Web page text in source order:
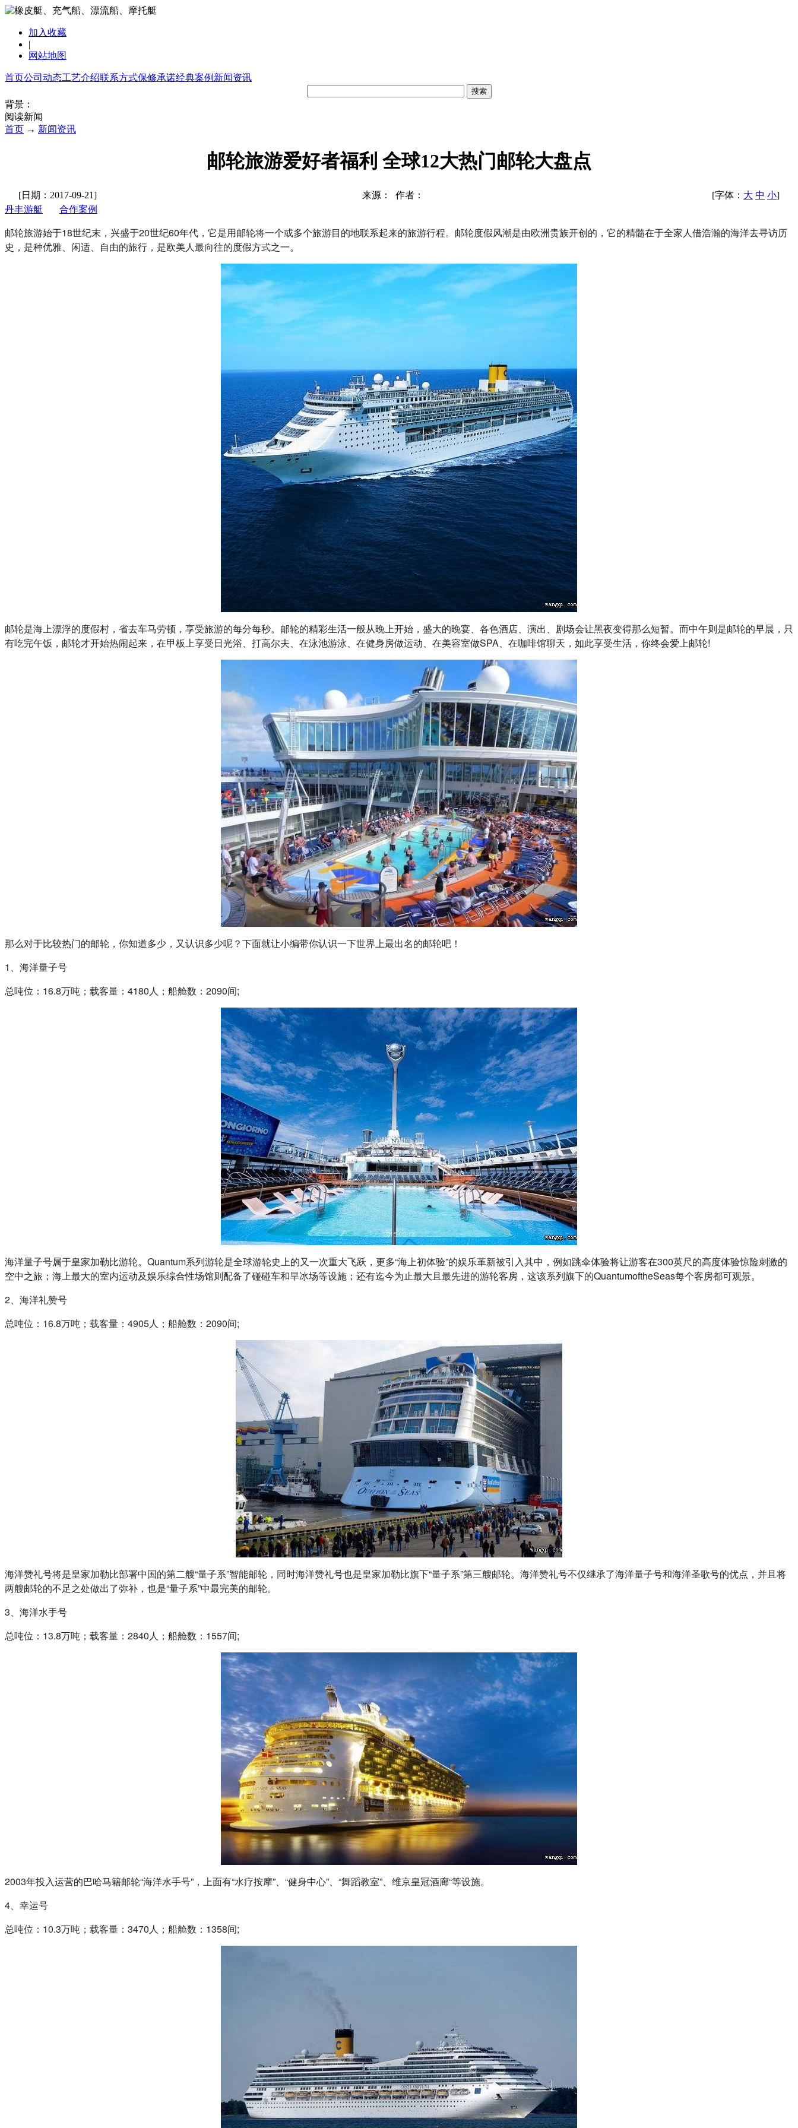
加入收藏
|
网站地图
首页公司动态工艺介绍联系方式保修承诺经典案例 新闻资讯
搜索
背景：
阅读新闻
首页 → 新闻资讯
邮轮旅游爱好者福利 全球12大热门邮轮大盘点
[日期：2017-09-21] 来源： 作者： [字体： 大 中 小]
丹丰游艇
合作案例
邮轮旅游始于18世纪末，兴盛于20世纪60年代，它是用邮轮将一个或多个旅游目的地联系起来的旅游行程。邮轮度假风潮是由欧洲贵族开创的，它的精髓在于全家人借浩瀚的海洋去寻访历
史，是种优雅、闲适、自由的旅行，是欧美人最向往的度假方式之一。
邮轮是海上漂浮的度假村，省去车马劳顿，享受旅游的每分每秒。邮轮的精彩生活一般从晚上开始，盛大的晚宴、各色酒店、演出、剧场会让黑夜变得那么短暂。而中午则是邮轮的早晨，只
有吃完午饭，邮轮才开始热闹起来，在甲板上享受日光浴、打高尔夫、在泳池游泳、在健身房做运动、在美容室做SPA、在咖啡馆聊天，如此享受生活，你终会爱上邮轮!
那么对于比较热门的邮轮，你知道多少，又认识多少呢？下面就让小编带你认识一下世界上最出名的邮轮吧！
1、海洋量子号
总吨位：16.8万吨；载客量：4180人；船舱数：2090间;
海洋量子号属于皇家加勒比游轮。Quantum系列游轮是全球游轮史上的又一次重大飞跃，更多“海上初体验”的娱乐革新被引入其中，例如跳伞体验将让游客在300英尺的高度体验惊险刺激的
空中之旅；海上最大的室内运动及娱乐综合性场馆则配备了碰碰车和旱冰场等设施；还有迄今为止最大且最先进的游轮客房，这该系列旗下的QuantumoftheSeas每个客房都可观景。
2、海洋礼赞号
总吨位：16.8万吨；载客量：4905人；船舱数：2090间;
海洋赞礼号将是皇家加勒比部署中国的第二艘“量子系”智能邮轮，同时海洋赞礼号也是皇家加勒比旗下“量子系”第三艘邮轮。海洋赞礼号不仅继承了海洋量子号和海洋圣歌号的优点，并且将
两艘邮轮的不足之处做出了弥补，也是“量子系”中最完美的邮轮。
3、海洋水手号
总吨位：13.8万吨；载客量：2840人；船舱数：1557间;
2003年投入运营的巴哈马籍邮轮“海洋水手号”，上面有“水疗按摩”、“健身中心”、“舞蹈教室”、维京皇冠酒廊“等设施。
4、幸运号
总吨位：10.3万吨；载客量：3470人；船舱数：1358间;